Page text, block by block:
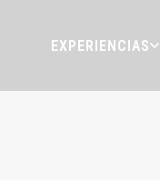
EXPERIENCIAS